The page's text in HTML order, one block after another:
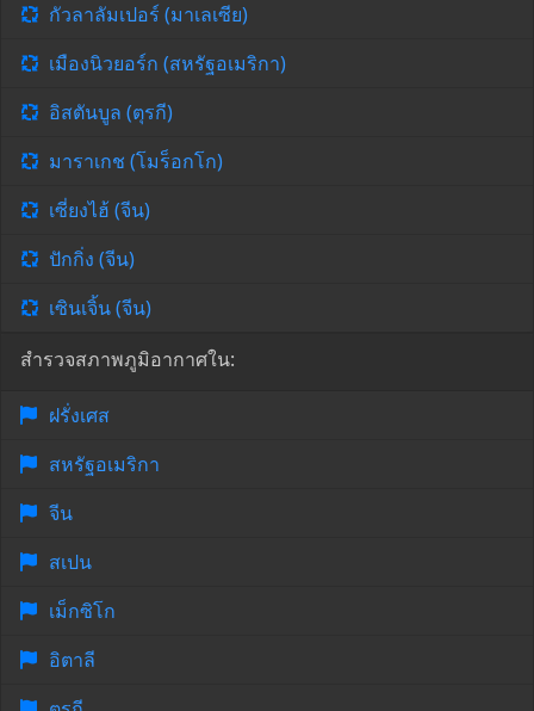
กัวลาลัมเปอร์ (มาเลเซีย)
เมืองนิวยอร์ก (สหรัฐอเมริกา)
อิสตันบูล (ตุรกี)
มาราเกช (โมร็อกโก)
เซี่ยงไฮ้ (จีน)
ปักกิ่ง (จีน)
เซินเจิ้น (จีน)
สำรวจสภาพภูมิอากาศใน:
ฝรั่งเศส
สหรัฐอเมริกา
จีน
สเปน
เม็กซิโก
อิตาลี